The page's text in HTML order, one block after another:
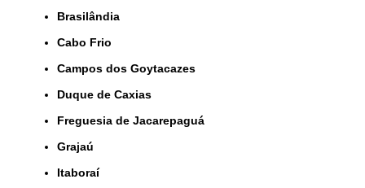
Brasilândia
Cabo Frio
Campos dos Goytacazes
Duque de Caxias
Freguesia de Jacarepaguá
Grajaú
Itaboraí